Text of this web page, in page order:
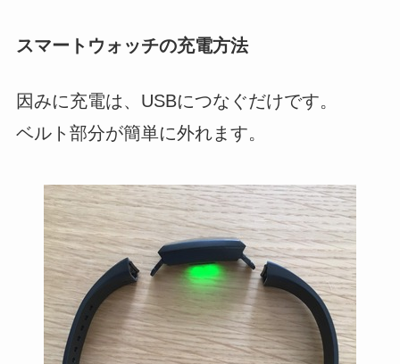
スマートウォッチの充電方法
因みに充電は、USBにつなぐだけです。
ベルト部分が簡単に外れます。